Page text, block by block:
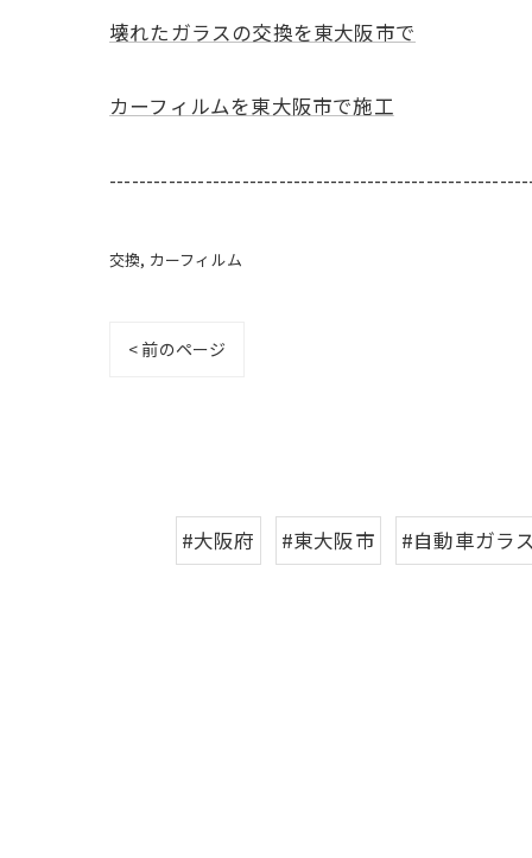
壊れたガラスの交換を東大阪市で
カーフィルムを東大阪市で施工
交換 カーフィルム
< 前のページ
#大阪府 #東大阪市 #自動車ガラ